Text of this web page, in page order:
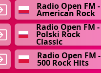
Radio Open FM -
American Rock
Radio Open FM -
Polski Rock
Classic
Radio Open FM -
500 Rock Hits